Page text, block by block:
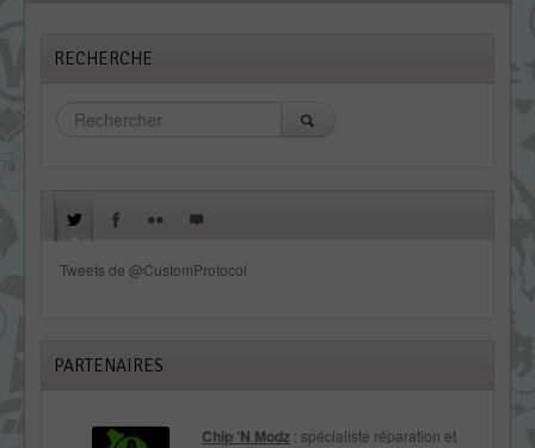
RECHERCHE
Tweets de @CustomProtocol
PARTENAIRES
Chip ‘N Modz : spécialiste réparation et